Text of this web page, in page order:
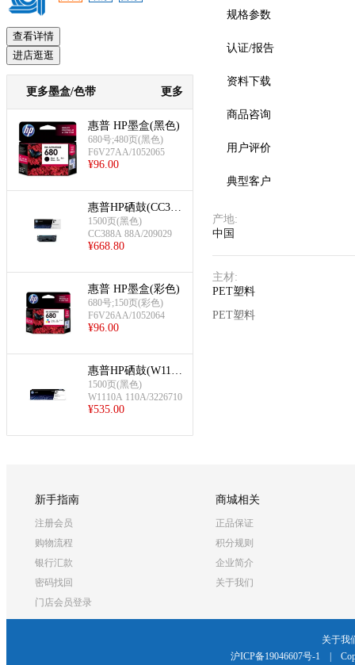
预览
查看详情
进店逛逛
更多墨盒/色带 更多
惠普 HP墨盒(黑色)
680号;480页(黑色)
F6V27AA/1052065
¥96.00
惠普HP硒鼓(CC388
A 88A)
1500页(黑色)
CC388A 88A/209029
¥668.80
惠普 HP墨盒(彩色)
680号;150页(彩色)
F6V26AA/1052064
¥96.00
惠普HP硒鼓(W1110
A 110A)
1500页(黑色)
W1110A 110A/3226710
¥535.00
规格参数
认证/报告
资料下载
商品咨询
用户评价
典型客户
产地:
中国
主材:
PET塑料
PET塑料
新手指南
注册会员
购物流程
银行汇款
密码找回
门店会员登录
商城相关
正品保证
积分规则
企业简介
关于我们
关于我
沪ICP备19046607号-1